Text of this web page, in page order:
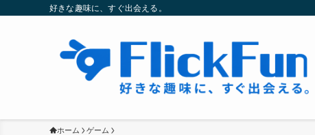
好きな趣味に、すぐ出会える。
ホーム ゲーム